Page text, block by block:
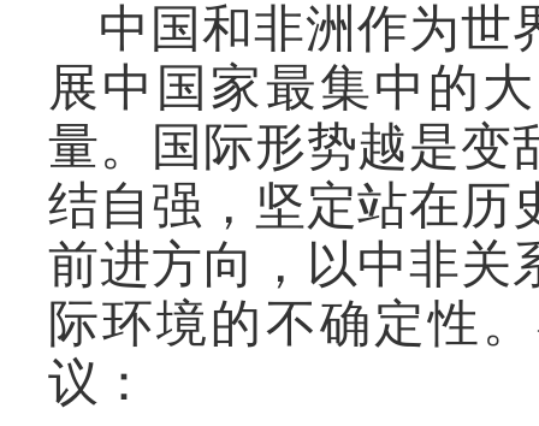
中国和非洲作为世
展中国家最集中的
量。国际形势越是变
结自强，坚定站在历
前进方向，以中非关
际环境的不确定性
议：